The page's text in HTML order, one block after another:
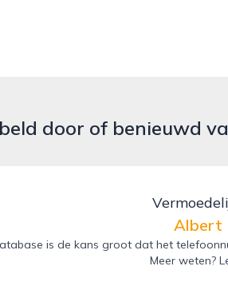
door of benieuwd
Albert
is de kans groot dat het
Meer weten?